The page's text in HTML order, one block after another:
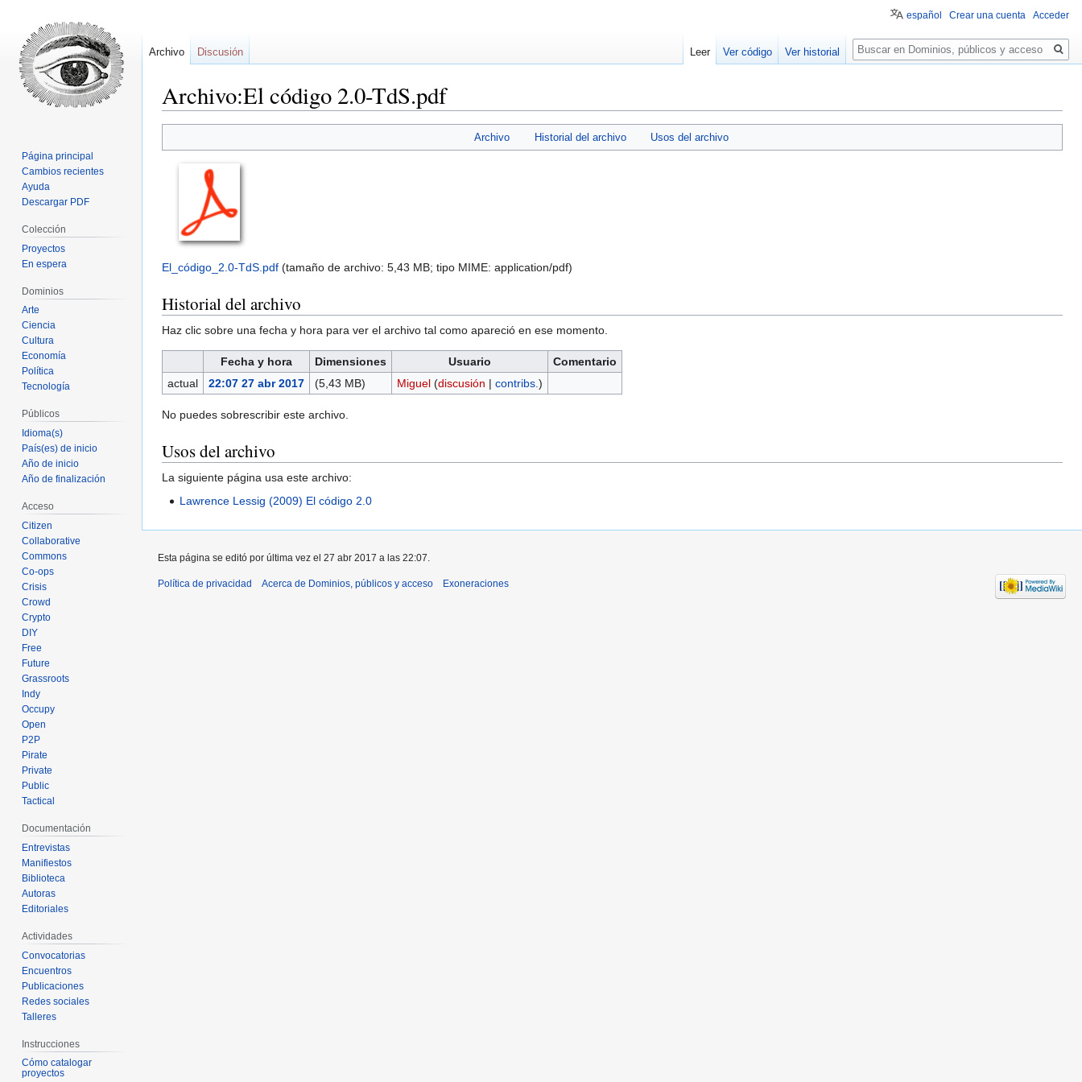
Archivo:El código 2.0-TdS.pdf
a
navegación
a
búsqueda
Archivo Historial del archivo Usos del archivo
El_código_2.0-TdS.pdf (tamaño de archivo: 5,43 MB; tipo MIME: application/pdf)
Historial del archivo
Haz clic sobre una fecha y hora para ver el archivo tal como apareció en ese momento.
Fecha y hora Dimensiones Usuario
Comentario
actual
22:07 27 abr 2017 (5,43 MB) Miguel (discusión | contribs. )
No puedes sobrescribir este archivo.
Usos del archivo
La siguiente página usa este archivo:
Lawrence Lessig (2009) El código 2.0
español Crear una cuenta Acceder
Archivo Discusión Leer Ver código Ver historial
Buscar
Página principal
Cambios recientes
Ayuda
Descargar PDF
Colección
Proyectos
En espera
Dominios
Arte
Ciencia
Cultura
Economía
Política
Tecnología
Públicos
Idioma(s)
País(es) de inicio
Año de inicio
Año de finalización
Acceso
Citizen
Collaborative
Commons
Co-ops
Crisis
Crowd
Crypto
DIY
Free
Future
Grassroots
Indy
Occupy
Open
P2P
Pirate
Private
Public
Tactical
Documentación
Entrevistas
Manifiestos
Biblioteca
Autoras
Editoriales
Actividades
Convocatorias
Encuentros
Publicaciones
Redes sociales
Talleres
Instrucciones
Cómo catalogar
proyectos
Esta página se editó por última vez el 27 abr 2017 a las 22:07.
Política de privacidad Acerca de Dominios, públicos y acceso Exoneraciones